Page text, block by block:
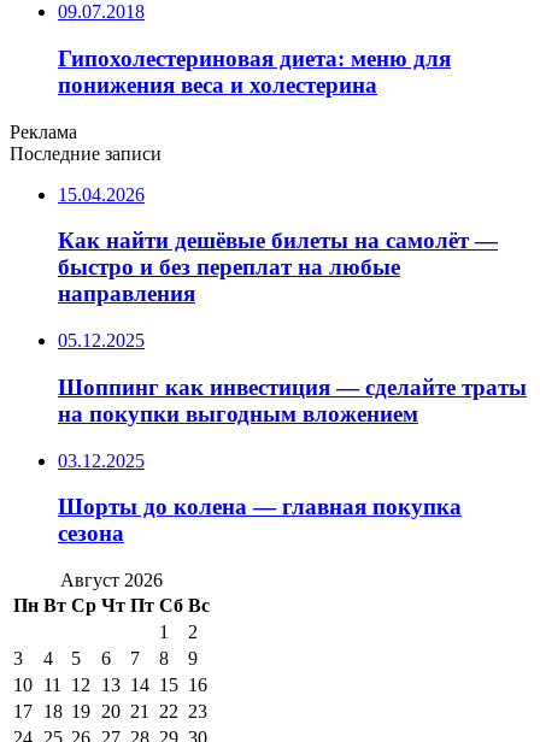
09.07.2018
Гипохолестериновая диета: меню для
понижения веса и холестерина
Реклама
Последние записи
15.04.2026
Как найти дешёвые билеты на самолёт —
быстро и без переплат на любые
направления
05.12.2025
Шоппинг как инвестиция — сделайте траты
на покупки выгодным вложением
03.12.2025
Шорты до колена — главная покупка
сезона
Август 2026
Пн Вт Ср Чт Пт Сб Вс
1
2
3
4 5 6 7 8
9
10 11 12 13 14 15 16
17 18 19 20 21 22 23
24 25 26 27 28 29 30